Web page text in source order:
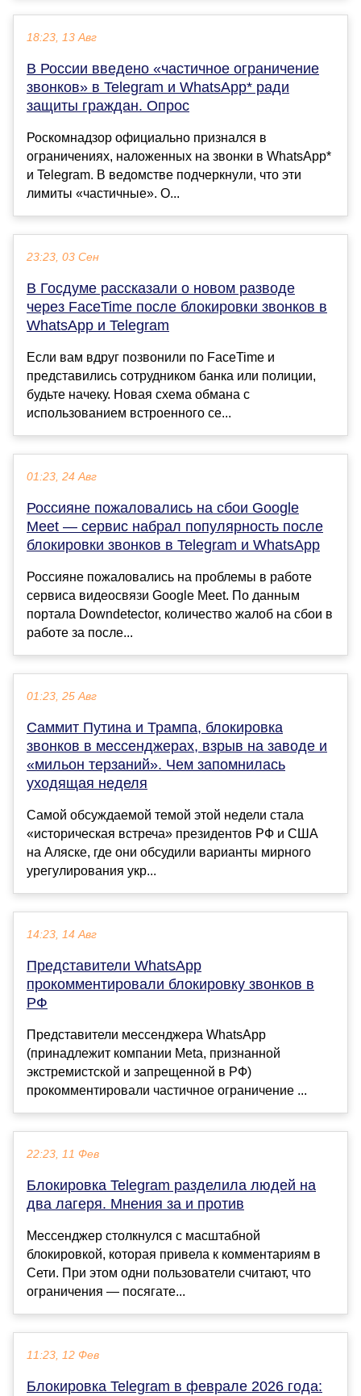
18:23, 13 Авг
В России введено «частичное ограничение
звонков» в Telegram и WhatsApp* ради
защиты граждан. Опрос
Роскомнадзор официально признался в
ограничениях, наложенных на звонки в WhatsApp*
и Telegram. В ведомстве подчеркнули, что эти
лимиты «частичные». О...
23:23, 03 Сен
В Госдуме рассказали о новом разводе
через FaceTime после блокировки звонков в
WhatsApp и Telegram
Если вам вдруг позвонили по FaceTime и
представились сотрудником банка или полиции,
будьте начеку. Новая схема обмана с
использованием встроенного се...
01:23, 24 Авг
Россияне пожаловались на сбои Google
Meet — сервис набрал популярность после
блокировки звонков в Telegram и WhatsApp
Россияне пожаловались на проблемы в работе
сервиса видеосвязи Google Meet. По данным
портала Downdetector, количество жалоб на сбои в
работе за после...
01:23, 25 Авг
Саммит Путина и Трампа, блокировка
звонков в мессенджерах, взрыв на заводе и
«мильон терзаний». Чем запомнилась
уходящая неделя
Самой обсуждаемой темой этой недели стала
«историческая встреча» президентов РФ и США
на Аляске, где они обсудили варианты мирного
урегулирования укр...
14:23, 14 Авг
Представители WhatsApp
прокомментировали блокировку звонков в
РФ
Представители мессенджера WhatsApp
(принадлежит компании Meta, признанной
экстремистской и запрещенной в РФ)
прокомментировали частичное ограничение ...
22:23, 11 Фев
Блокировка Telegram разделила людей на
два лагеря. Мнения за и против
Мессенджер столкнулся с масштабной
блокировкой, которая привела к комментариям в
Сети. При этом одни пользователи считают, что
ограничения — посягате...
11:23, 12 Фев
Блокировка Telegram в феврале 2026 года: